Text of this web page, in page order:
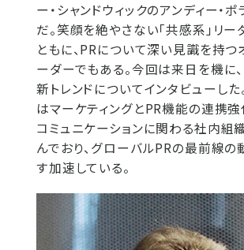
ー・シャンドウィックのアンディー・
だ。笑顔を絶やさない「共感系」リー
ともに、PRについて深い見識を持つ
ーダーでもある。今回は来日を機に
新トレンドについてインタビューした
はマーケティングとPR機能の連携強
コミュニケーションに関わる社内組
んでおり、グローバルPRの最前線の
す加速している。